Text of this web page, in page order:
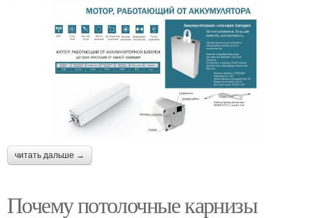
читать дальше →
Почему потолочные карнизы